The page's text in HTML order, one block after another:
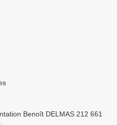
Benoît DELMAS 212 661